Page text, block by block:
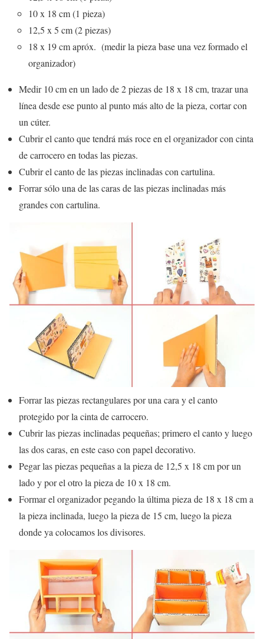
10 x 18 cm (1 pieza)
12,5 x 5 cm (2 piezas)
18 x 19 cm apróx. (medir la pieza base una vez formado el
organizador)
Medir 10 cm en un lado de 2 piezas de 18 x 18 cm, trazar una
línea desde ese punto al punto más alto de la pieza, cortar con
un cúter.
Cubrir el canto que tendrá más roce en el organizador con cinta
de carrocero en todas las piezas.
Cubrir el canto de las piezas inclinadas con cartulina.
Forrar sólo una de las caras de las piezas inclinadas más
grandes con cartulina.
Forrar las piezas rectangulares por una cara y el canto
protegido por la cinta de carrocero.
Cubrir las piezas inclinadas pequeñas; primero el canto y luego
las dos caras, en este caso con papel decorativo.
Pegar las piezas pequeñas a la pieza de 12,5 x 18 cm por un
lado y por el otro la pieza de 10 x 18 cm.
Formar el organizador pegando la última pieza de 18 x 18 cm a
la pieza inclinada, luego la pieza de 15 cm, luego la pieza
donde ya colocamos los divisores.